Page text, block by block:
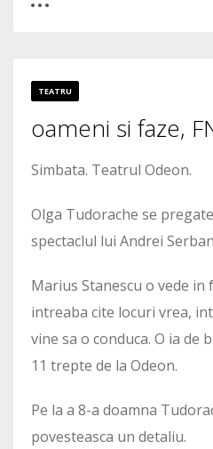
TEATRU
oameni si faze,
Simbata. Teatrul Odeon.
Olga Tudorache se
spectaclul lui Andrei
Marius Stanescu o vede
intreaba cite locuri vrea,
vine sa o conduca. O ia de
11 trepte de la Odeon.
Pe la a 8-a doamna
povesteasca un detaliu.